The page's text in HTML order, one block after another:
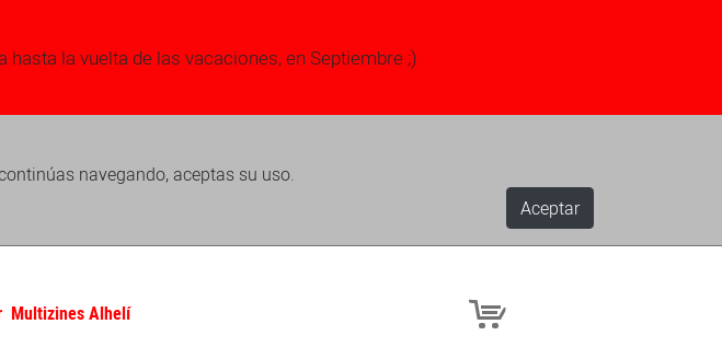
la vuelta de las vacaciones, en Septiembre ;)
navegando, aceptas su uso.
Aceptar
Multizines Alhelí